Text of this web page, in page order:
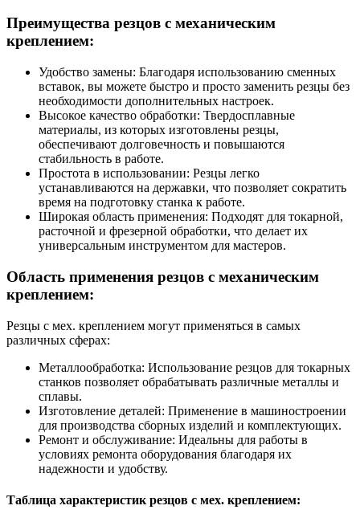
Преимущества резцов с механическим
креплением:
Удобство замены: Благодаря использованию сменных
вставок, вы можете быстро и просто заменить резцы без
необходимости дополнительных настроек.
Высокое качество обработки: Твердосплавные
материалы, из которых изготовлены резцы,
обеспечивают долговечность и повышаются
стабильность в работе.
Простота в использовании: Резцы легко
устанавливаются на державки, что позволяет сократить
время на подготовку станка к работе.
Широкая область применения: Подходят для токарной,
расточной и фрезерной обработки, что делает их
универсальным инструментом для мастеров.
Область применения резцов с механическим
креплением:
Резцы с мех. креплением могут применяться в самых
различных сферах:
Металлообработка: Использование резцов для токарных
станков позволяет обрабатывать различные металлы и
сплавы.
Изготовление деталей: Применение в машиностроении
для производства сборных изделий и комплектующих.
Ремонт и обслуживание: Идеальны для работы в
условиях ремонта оборудования благодаря их
надежности и удобству.
Таблица характеристик резцов с мех. креплением: